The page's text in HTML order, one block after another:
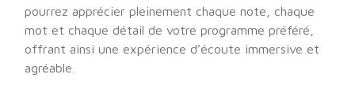
pourrez apprécier pleinement chaque note, chaque
mot et chaque détail de votre programme préféré,
offrant ainsi une expérience d’écoute immersive et
agréable.